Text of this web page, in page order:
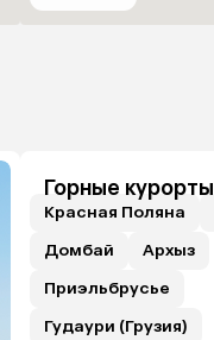
Горные курорты
Красная Поляна
Домбай
Архыз
Приэльбрусье
Гудаури (Грузия)